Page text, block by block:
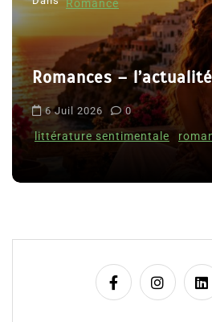
’
a
r
t
i
c
e
Romance
Romances – l’actualité :
6 Juil 2026 0
littérature sentimentale romance